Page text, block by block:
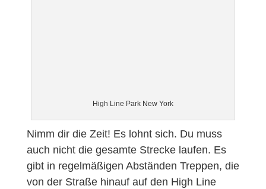
High Line Park New York
Nimm dir die Zeit! Es lohnt sich. Du muss
auch nicht die gesamte Strecke laufen. Es
gibt in regelmäßigen Abständen Treppen, die
von der Straße hinauf auf den High Line